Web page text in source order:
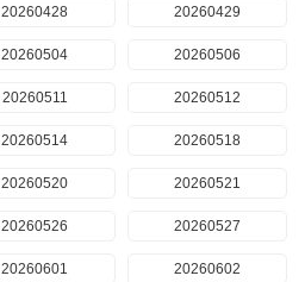
20260428 20260429
20260504 20260506
20260511 20260512
20260514 20260518
20260520 20260521
20260526 20260527
20260601 20260602